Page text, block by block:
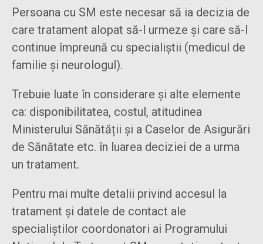
Persoana cu SM este necesar să ia decizia de
care tratament alopat să-l urmeze și care să-l
continue împreună cu specialiștii (medicul de
familie și neurologul).
Trebuie luate în considerare și alte elemente
ca: disponibilitatea, costul, atitudinea
Ministerului Sănătății și a Caselor de Asigurări
de Sănătate etc. în luarea deciziei de a urma
un tratament.
Pentru mai multe detalii privind accesul la
tratament și datele de contact ale
specialiștilor coordonatori ai Programului